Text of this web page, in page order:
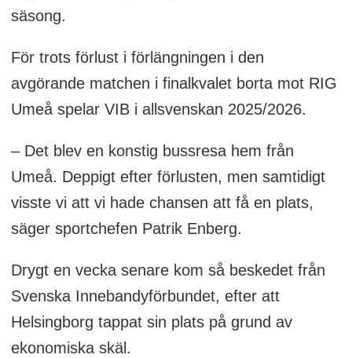
säsong.
För trots förlust i förlängningen i den
avgörande matchen i finalkvalet borta mot RIG
Umeå spelar VIB i allsvenskan 2025/2026.
– Det blev en konstig bussresa hem från
Umeå. Deppigt efter förlusten, men samtidigt
visste vi att vi hade chansen att få en plats,
säger sportchefen Patrik Enberg.
Drygt en vecka senare kom så beskedet från
Svenska Innebandyförbundet, efter att
Helsingborg tappat sin plats på grund av
ekonomiska skäl.